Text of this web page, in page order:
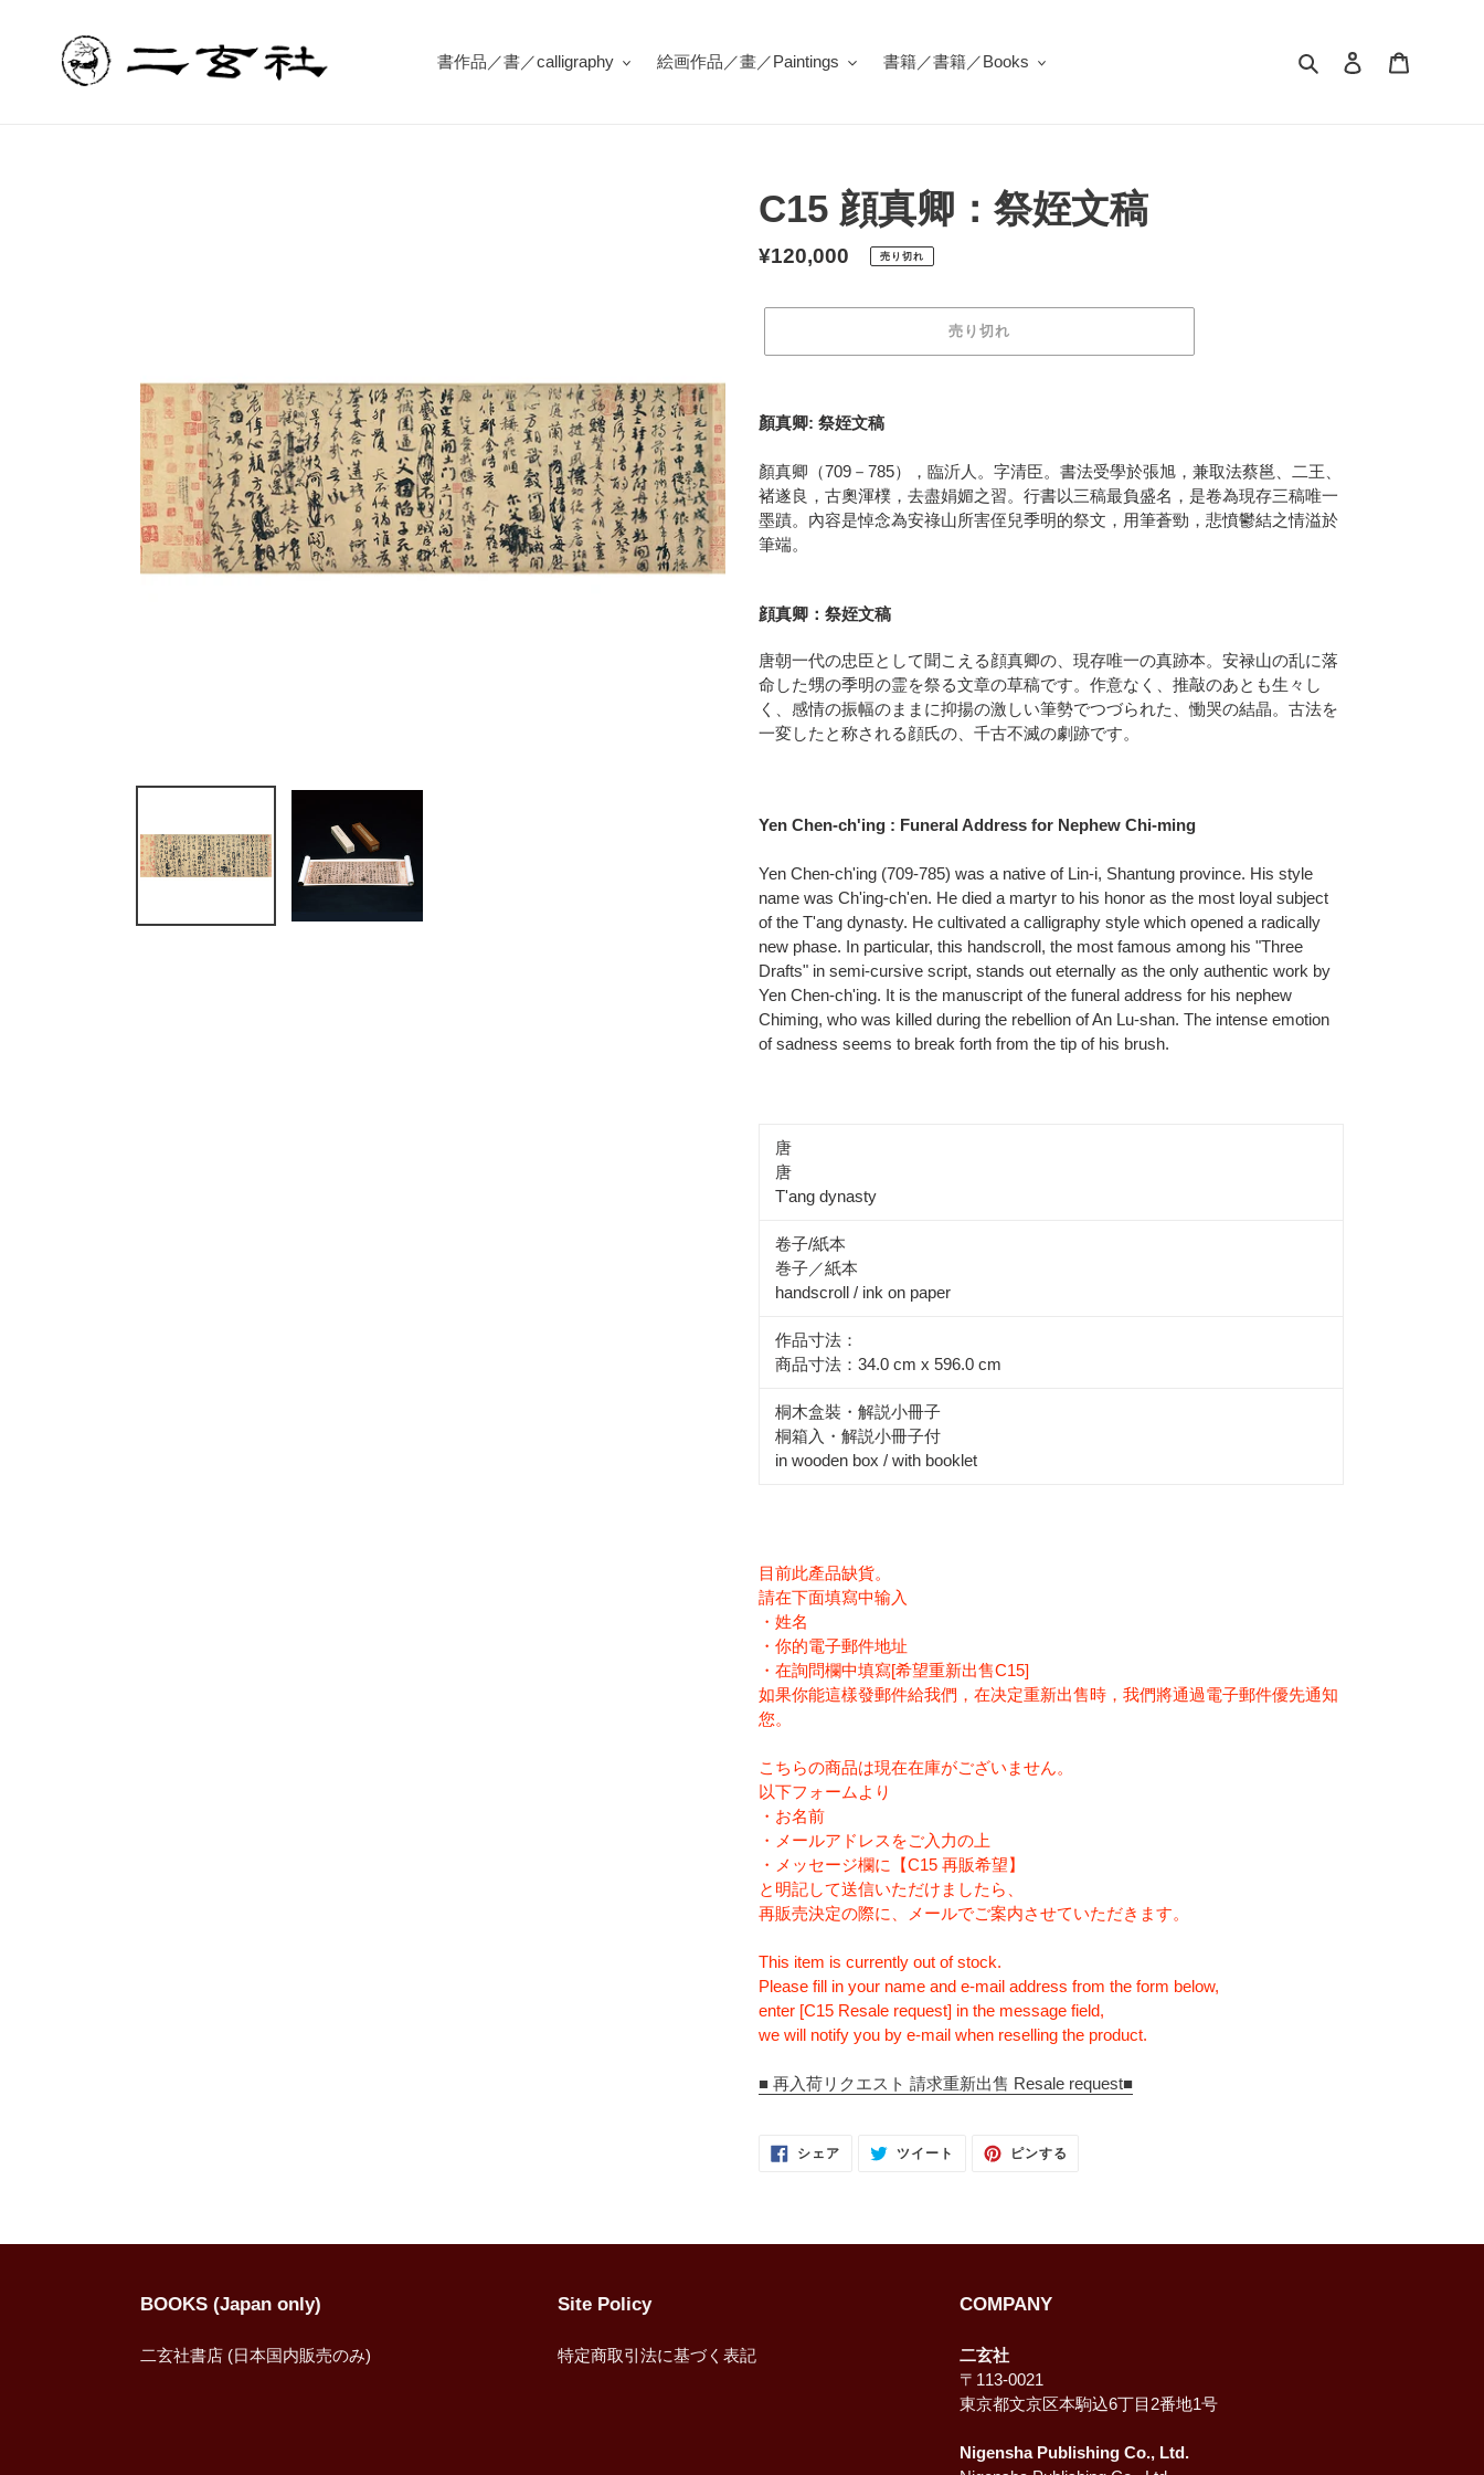
書作品／書／calligraphy 絵画作品／畫／Paintings 書籍／書籍／Books 検索 ログイン
C15 顔真卿：祭姪文稿
通
格
¥120,000 売り切れ
売り切れ
ー
ト
に
商
品
を
追
す
顏真卿: 祭姪文稿
顏真卿（709－785），臨沂人。字清臣。書法受學於張旭，兼取法蔡邕、二王、
褚遂良，古奧渾樸，去盡娟媚之習。行書以三稿最負盛名，是卷為現存三稿唯一
墨蹟。內容是悼念為安祿山所害侄兒季明的祭文，用筆蒼勁，悲憤鬱結之情溢於
筆端。
顔真卿：祭姪文稿
唐朝一代の忠臣として聞こえる顔真卿の、現存唯一の真跡本。安禄山の乱に落
命した甥の季明の霊を祭る文章の草稿です。作意なく、推敲のあとも生々し
く、感情の振幅のままに抑揚の激しい筆勢でつづられた、慟哭の結晶。古法を
一変したと称される顔氏の、千古不滅の劇跡です。
Yen Chen-ch'ing : Funeral Address for Nephew Chi-ming
Yen Chen-ch'ing (709-785) was a native of Lin-i, Shantung province. His style
name was Ch'ing-ch'en. He died a martyr to his honor as the most loyal subject
of the T'ang dynasty. He cultivated a calligraphy style which opened a radically
new phase. In particular, this handscroll, the most famous among his "Three
Drafts" in semi-cursive script, stands out eternally as the only authentic work by
Yen Chen-ch'ing. It is the manuscript of the funeral address for his nephew
Chiming, who was killed during the rebellion of An Lu-shan. The intense emotion
of sadness seems to break forth from the tip of his brush.
唐
唐
T'ang dynasty
卷子/紙本
巻子／紙本
handscroll / ink on paper
作品寸法：
商品寸法：34.0 cm x 596.0 cm
桐木盒裝・解説小冊子
桐箱入・解説小冊子付
in wooden box / with booklet
目前此產品缺貨。
請在下面填寫中输入
・姓名
・你的電子郵件地址
・在詢問欄中填寫[希望重新出售C15]
如果你能這樣發郵件給我們，在决定重新出售時，我們將通過電子郵件優先通知
您。
こちらの商品は現在在庫がございません。
以下フォームより
・お名前
・メールアドレスをご入力の上
・メッセージ欄に【C15 再販希望】
と明記して送信いただけましたら、
再販売決定の際に、メールでご案内させていただきます。
This item is currently out of stock.
Please fill in your name and e-mail address from the form below,
enter [C15 Resale request] in the message field,
we will notify you by e-mail when reselling the product.
■ 再入荷リクエスト 請求重新出售 Resale request■
シェアFACEBOOKツイート
TWITTERピンする
BOOKS (Japan only)
二玄社書店 (日本国内販売のみ)
Site Policy
特定商取引法に基づく表記
COMPANY
二玄社
〒113-0021
東京都文京区本駒込6丁目2番地1号
Nigensha Publishing Co., Ltd.